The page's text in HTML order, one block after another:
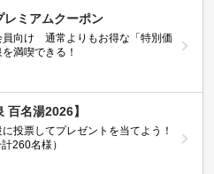
レミアムクーポン
員向け 通常よりもお得な「特別価
満喫できる！
百名湯2026】
投票してプレゼントを当てよう！
260名様）